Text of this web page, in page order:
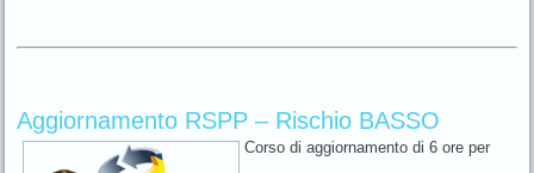
Aggiornamento RSPP – Rischio BASSO
Corso di aggiornamento di 6 ore per